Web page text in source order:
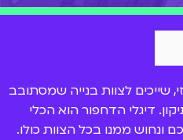
שייכים לצוות בנייה שמסתובב
דיגלי הדחפור הוא הכלי
ונחוש ממנו בכל הצוות כולו.